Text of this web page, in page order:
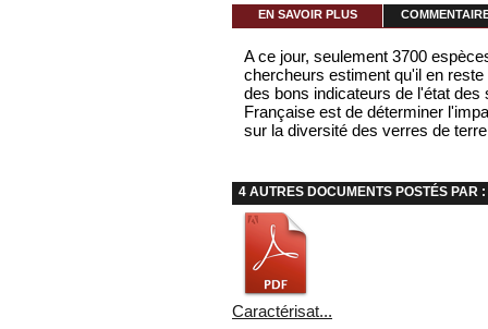
EN SAVOIR PLUS
A ce jour, seulement 3700
chercheurs estiment qu'il en
des bons indicateurs de l'état
Française est de déterminer
sur la diversité des verres de terre
4 AUTRES DOCUMENTS POSTÉS PAR
Caractérisat...